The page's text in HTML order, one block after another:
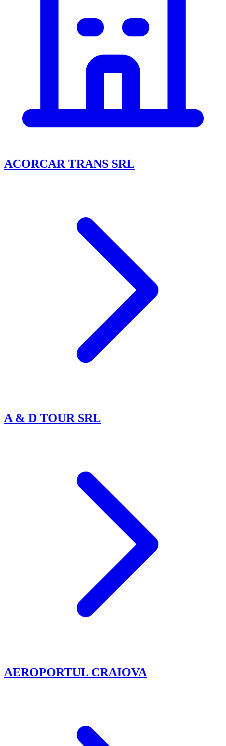
ACORCAR TRANS SRL
A & D TOUR SRL
AEROPORTUL CRAIOVA